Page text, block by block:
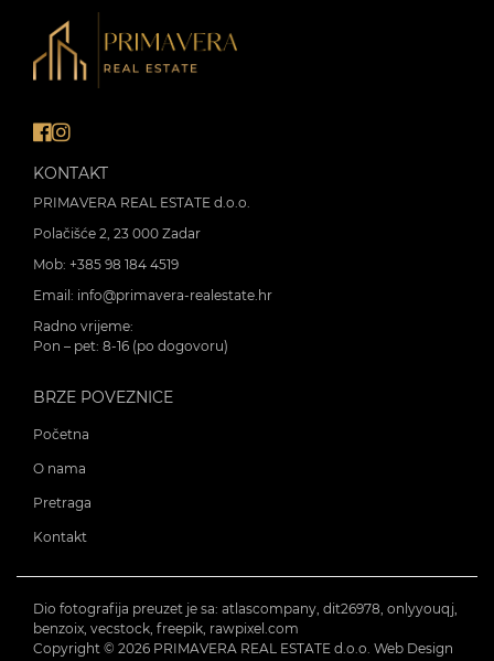
KONTAKT
PRIMAVERA REAL ESTATE d.o.o.
Polačišće 2, 23 000 Zadar
Mob: +385 98 184 4519
Email: info@primavera-realestate.hr
Radno vrijeme:
Pon – pet: 8-16 (po dogovoru)
BRZE POVEZNICE
Početna
O nama
Pretraga
Kontakt
Dio fotografija preuzet je sa: atlascompany, dit26978, onlyyouqj,
benzoix, vecstock, freepik, rawpixel.com
Copyright © 2026 PRIMAVERA REAL ESTATE d.o.o. Web Design